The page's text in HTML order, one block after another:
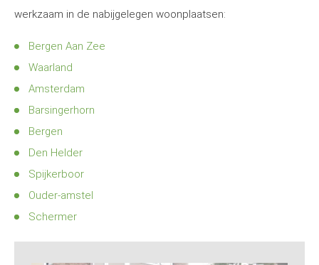
werkzaam in de nabijgelegen woonplaatsen:
Bergen Aan Zee
Waarland
Amsterdam
Barsingerhorn
Bergen
Den Helder
Spijkerboor
Ouder-amstel
Schermer